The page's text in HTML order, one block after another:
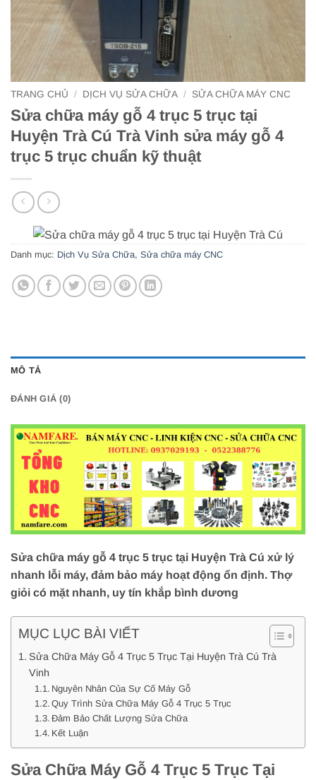
TRANG CHỦ / DỊCH VỤ SỬA CHỮA / SỬA CHỮA MÁY CNC
Sửa chữa máy gỗ 4 trục 5 trục tại
Huyện Trà Cú Trà Vinh sửa máy gỗ 4
trục 5 trục chuẩn kỹ thuật
Danh mục: Dịch Vụ Sửa Chữa, Sửa chữa máy CNC
MÔ TẢ
ĐÁNH GIÁ (0)
Sửa chữa máy gỗ 4 trục 5 trục tại Huyện Trà Cú xử lý
nhanh lỗi máy, đảm bảo máy hoạt động ổn định. Thợ
giỏi có mặt nhanh, uy tín khắp bình dương
MỤC LỤC BÀI VIẾT
Sửa Chữa Máy Gỗ 4 Trục 5 Trục Tại Huyện Trà Cú Trà
Vinh
Nguyên Nhân Của Sự Cố Máy Gỗ
Quy Trình Sửa Chữa Máy Gỗ 4 Trục 5 Trục
Đảm Bảo Chất Lượng Sửa Chữa
Kết Luận
Sửa Chữa Máy Gỗ 4 Trục 5 Trục Tại